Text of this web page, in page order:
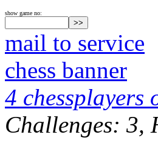
show game no:
mail to service
chess banner
4 chessplayers
Challenges: 3,